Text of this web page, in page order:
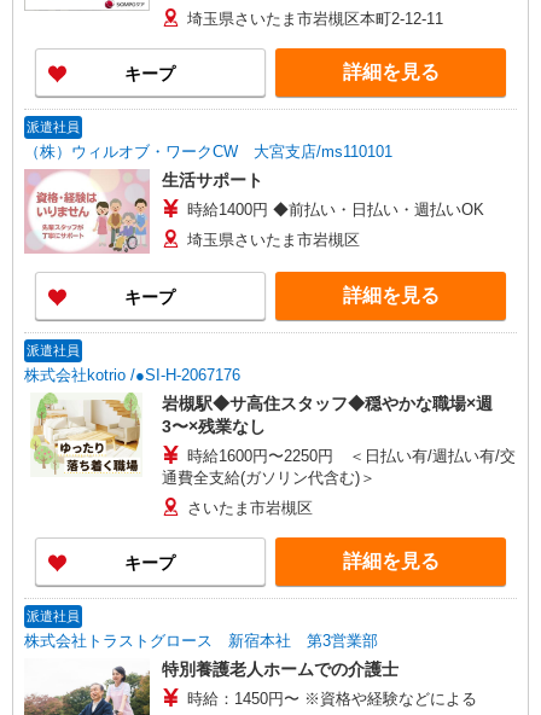
夜間（〜8:00、18:00〜）：時給2,250円〜 ＊日曜
祝日：時給2,100円〜 【実務者研修・初任者研修
（ヘルパー1級・2級）】 時給1,720円 ◎週20時間
以上勤務（社保加入者）の場合は時給1,770円 ＊
早朝夜間（〜8:00、18:00〜）：時給2,150円〜 ＊
が同時給 ◎キャンセル手当：職務時給の60％支給
埼玉県さいたま市岩槻区本町2-12-11
キープ 詳細を見る
派遣社員
（株）ウィルオブ・ワークCW 大宮支店/ms110101
生活サポート
時給1400円 ◆前払い・日払い・週払いOK
埼玉県さいたま市岩槻区
キープ 詳細を見る
派遣社員
株式会社kotrio /●SI-H-2067176
岩槻駅◆サ高住スタッフ◆穏やかな職場×週
3〜×残業なし
時給1600円〜2250円 ＜日払い有/週払い有/交
通費全支給(ガソリン代含む)＞
さいたま市岩槻区
キープ 詳細を見る
派遣社員
株式会社トラストグロース 新宿本社 第3営業部
特別養護老人ホームでの介護士
時給：1450円〜 ※資格や経験などによる